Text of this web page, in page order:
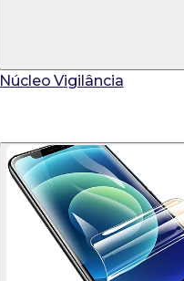
Núcleo Vigilância